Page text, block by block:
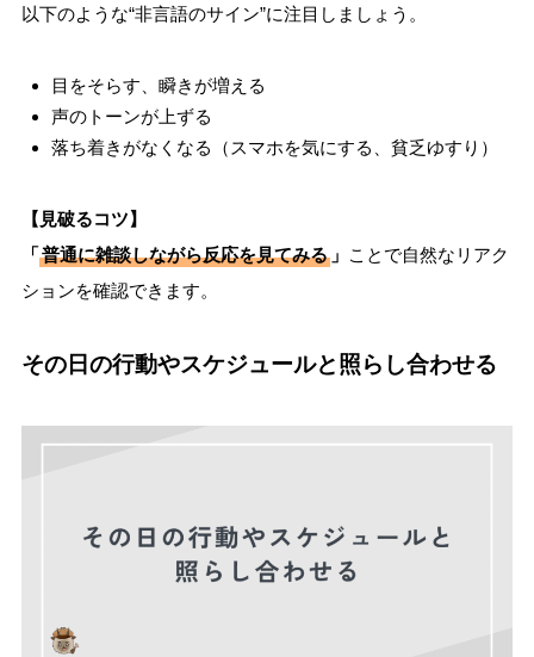
以下のような“非言語のサイン”に注目しましょう。
目をそらす、瞬きが増える
声のトーンが上ずる
落ち着きがなくなる（スマホを気にする、貧乏ゆすり）
【見破るコツ】
「普通に雑談しながら反応を見てみる」 ことで自然なリアク
ションを確認できます。
その日の行動やスケジュールと照らし合わせる